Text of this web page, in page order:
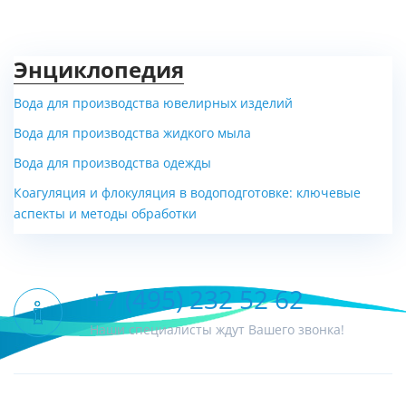
Энциклопедия
Вода для производства ювелирных изделий
Вода для производства жидкого мыла
Вода для производства одежды
Коагуляция и флокуляция в водоподготовке: ключевые
аспекты и методы обработки
+7 (495) 232 52 62
Наши специалисты ждут Вашего звонка!